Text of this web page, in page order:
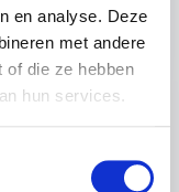
en analyse. Deze
met andere
of die ze hebben
hun services.
hun gedrag,
zoals
Hoe
verbieden?